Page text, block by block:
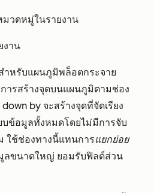
วดหมู่ในรายงาน
งาน
ำหรับแผนภูมิพล็อตกระจาย
ารสร้างจุดบนแผนภูมิตามช่อง
down by จะสร้างจุดที่จัดเรียง
บข้อมูลทั้งหมดโดยไม่มีการจับ
ใช้ช่องทางนี้แทนการแยกย่อย
ลขนาดใหญ่ ยอมรับฟิลด์ส่วน